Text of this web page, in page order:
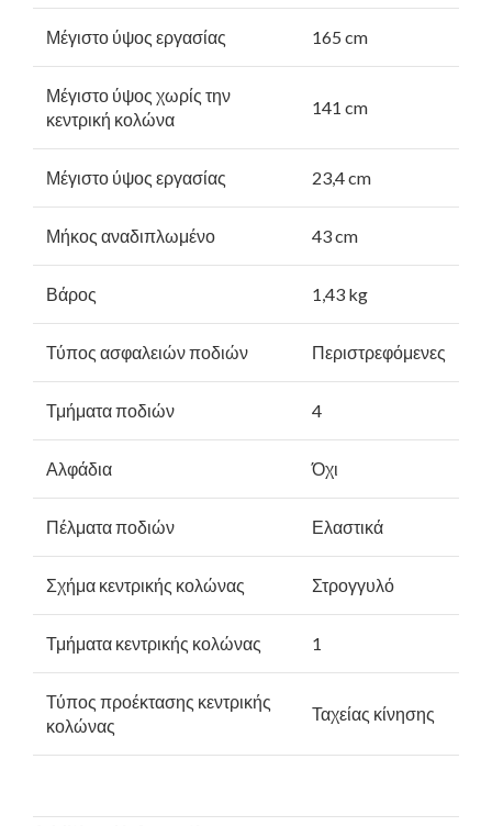
Μέγιστο ύψος εργασίας 165 cm
Μέγιστο ύψος χωρίς την
κεντρική κολώνα
141 cm
Μέγιστο ύψος εργασίας 23,4 cm
Μήκος αναδιπλωμένο 43 cm
Βάρος 1,43 kg
Τύπος ασφαλειών ποδιών Περιστρεφόμενες
Τμήματα ποδιών 4
Αλφάδια Όχι
Πέλματα ποδιών Ελαστικά
Σχήμα κεντρικής κολώνας Στρογγυλό
Τμήματα κεντρικής κολώνας 1
Τύπος προέκτασης κεντρικής
κολώνας
Ταχείας κίνησης